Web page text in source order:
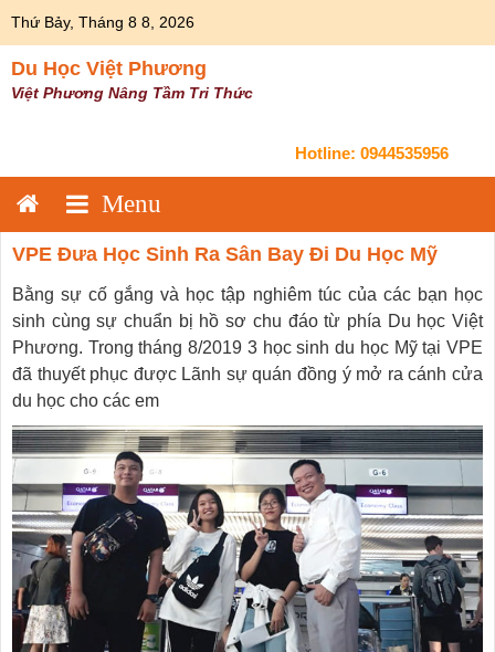
Thứ Bảy, Tháng 8 8, 2026
Du Học Việt Phương
Việt Phương Nâng Tầm Tri Thức
Hotline: 0944535956
VPE Đưa Học Sinh Ra Sân Bay Đi Du Học Mỹ
Bằng sự cố gắng và học tập nghiêm túc của các bạn học
sinh cùng sự chuẩn bị hồ sơ chu đáo từ phía Du học Việt
Phương. Trong tháng 8/2019 3 học sinh du học Mỹ tại VPE
đã thuyết phục được Lãnh sự quán đồng ý mở ra cánh cửa
du học cho các em